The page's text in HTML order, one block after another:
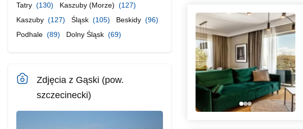
Tatry (130) Kaszuby (Morze) (127)
Kaszuby (127) Śląsk (105) Beskidy (96)
Podhale (89) Dolny Śląsk (69)
Zdjęcia z Gąski (pow.
szczecinecki)